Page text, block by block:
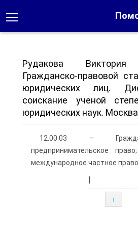
Рудакова Виктория
Гражданско-правовой
юридических лиц.
соискание ученой
юридических наук.
12.00.03 –
предпринимательское
международное частное право
|
↑